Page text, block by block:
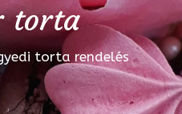
torta
torta rendelés